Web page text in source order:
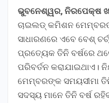
ଭୁବନେଶ୍ୱର, ନିରପେକ୍ଷ
ଚାଇଲଡ୍ କମିଶନ
ସାଧାରଣରେ ଏବେ ବେଶ୍
ପ୍ରତ୍ୟେକ ତିନି ବର୍ଷରେ
ପରିବର୍ତନ
ମେମ୍ବରଙ୍କ ସମୟସୀମା
ସଦସ୍ୟ ମାନେ ତିନି ବର୍ଷ